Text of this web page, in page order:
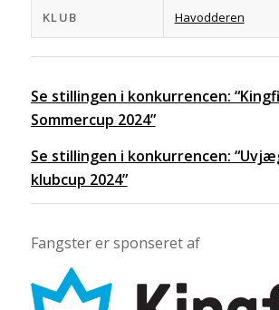
KLUB Havodderen
Se stillingen i konkurrencen:
Sommercup 2024”
Se stillingen i konkurrencen:
klubcup 2024”
Fangster er sponseret af